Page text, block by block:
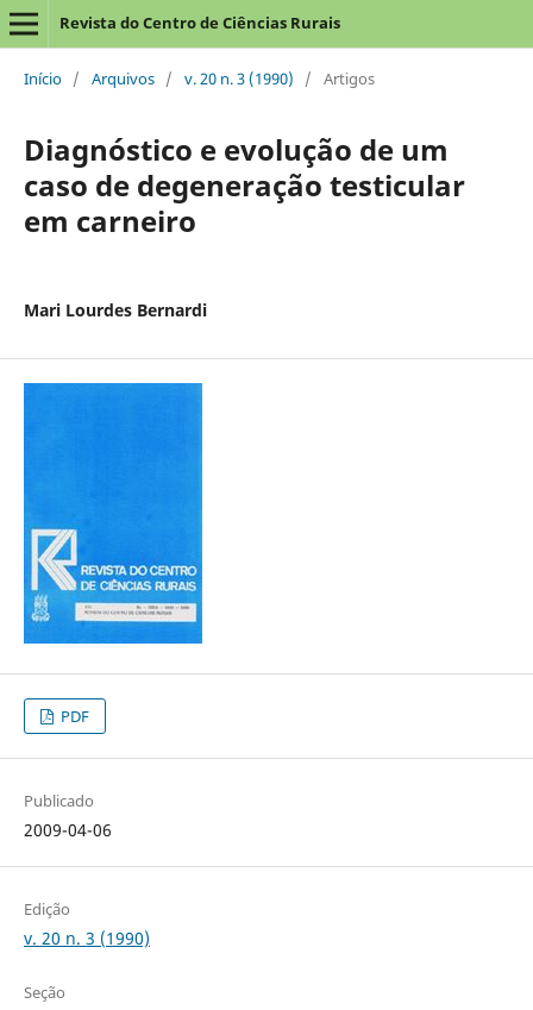
Revista do Centro de Ciências Rurais
Início / Arquivos / v. 20 n. 3 (1990) / Artigos
Diagnóstico e evolução de um
caso de degeneração testicular
em carneiro
Mari Lourdes Bernardi
PDF
Publicado
2009-04-06
Edição
v. 20 n. 3 (1990)
Seção